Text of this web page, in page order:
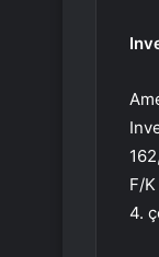
F/K
4.